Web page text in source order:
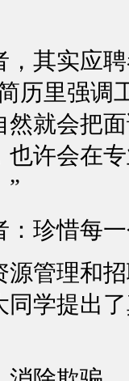
其实应聘
历里强调
然就会把
也许会在
”
珍惜每一
管理和招
同学提出